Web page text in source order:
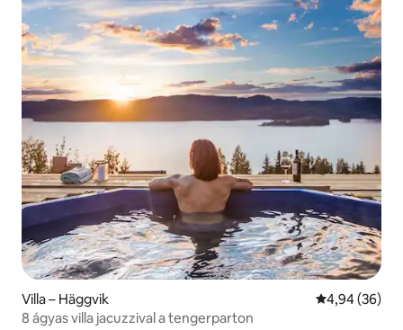
Villa – Häggvik Átlagos
4,94 (36)
8 ágyas villa jacuzzival a tengerparton